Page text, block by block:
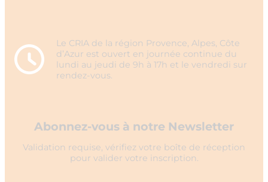
Le CRIA de la région Provence, Alpes, Côte
d’Azur est ouvert en journée continue du
lundi au jeudi de 9h à 17h et le vendredi sur
rendez-vous.
Abonnez-vous à notre Newsletter
Validation requise, vérifiez votre boîte de réception
pour valider votre inscription.